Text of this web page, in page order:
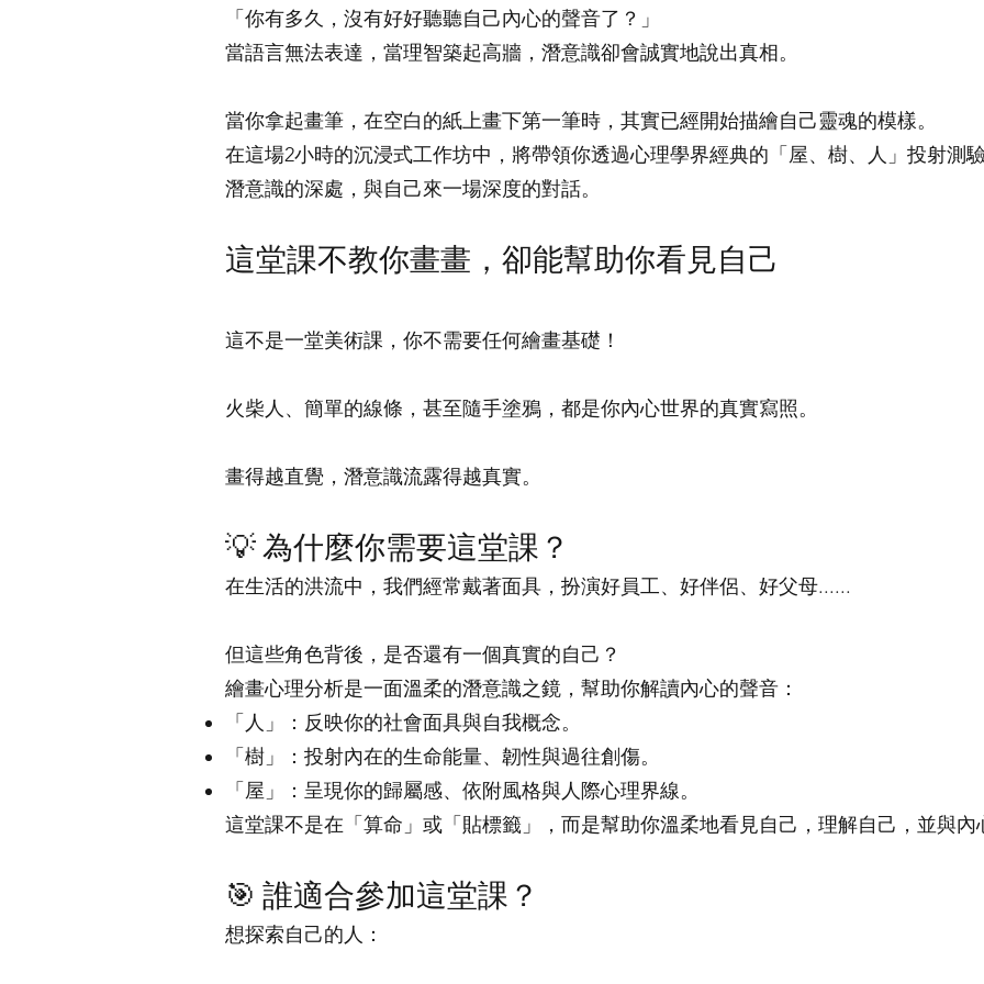
「你有多久，沒有好好聽聽自己內心的聲音了？」
當語言無法表達，當理智築起高牆，潛意識卻會誠實地說出真相。
當你拿起畫筆，在空白的紙上畫下第一筆時，其實已經開始描繪自己靈魂的模樣。
在這場2小時的沉浸式工作坊中，將帶領你透過心理學界經典的「屋、樹、人」投射測
潛意識的深處，與自己來一場深度的對話。
這堂課不教你畫畫，卻能幫助你看見自己
這不是一堂美術課，你不需要任何繪畫基礎！
火柴人、簡單的線條，甚至隨手塗鴉，都是你內心世界的真實寫照。
畫得越直覺，潛意識流露得越真實。
💡 為什麼你需要這堂課？
在生活的洪流中，我們經常戴著面具，扮演好員工、好伴侶、好父母......
但這些角色背後，是否還有一個真實的自己？
繪畫心理分析是一面溫柔的潛意識之鏡，幫助你解讀內心的聲音：
「人」：反映你的社會面具與自我概念。
「樹」：投射內在的生命能量、韌性與過往創傷。
「屋」：呈現你的歸屬感、依附風格與人際心理界線。
這堂課不是在「算命」或「貼標籤」，而是幫助你溫柔地看見自己，理解自己，並與內
🎯 誰適合參加這堂課？
想探索自己的人：